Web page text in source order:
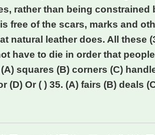
rather than being constrained
free of the scars, marks and
natural leather does. All these
have to die in order that
squares (B) corners (C)
(D) Or ( ) 35. (A) fairs (B) deals